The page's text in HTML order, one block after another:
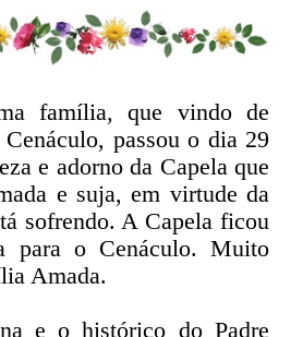
família, que vindo de
passou o dia 29
e adorno da Capela que
e suja, em virtude da
sofrendo. A Capela ficou
para o Cenáculo. Muito
Amada.
e o histórico do Padre